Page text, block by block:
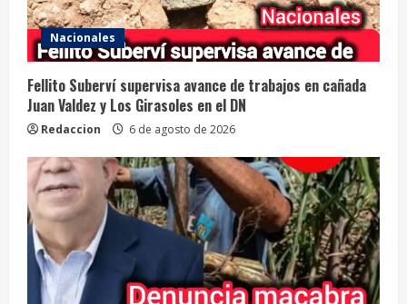
Nacionales
Fellito Suberví supervisa avance de trabajos en cañada
Juan Valdez y Los Girasoles en el DN
Redaccion 6 de agosto de 2026